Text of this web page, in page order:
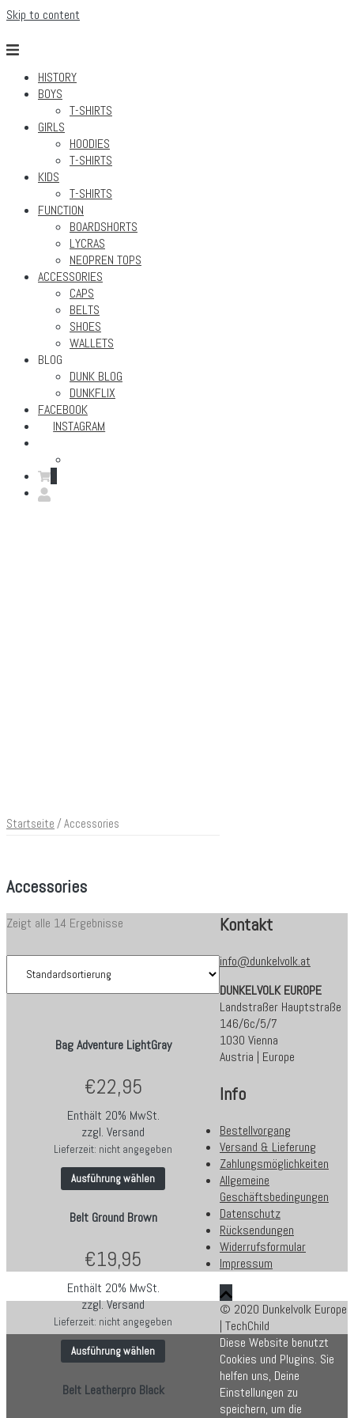
Skip to content
HISTORY
BOYS
T-SHIRTS
GIRLS
HOODIES
T-SHIRTS
KIDS
T-SHIRTS
FUNCTION
BOARDSHORTS
LYCRAS
NEOPREN TOPS
ACCESSORIES
CAPS
BELTS
SHOES
WALLETS
BLOG
DUNK BLOG
DUNKFLIX
FACEBOOK
INSTAGRAM
Startseite / Accessories
Accessories
Zeigt alle 14 Ergebnisse
Bag Adventure LightGray
€22,95
Enthält 20% MwSt.
zzgl. Versand
Lieferzeit: nicht angegeben
Ausführung wählen
Belt Ground Brown
€19,95
Enthält 20% MwSt.
zzgl.Versand
Lieferzeit: nicht angegeben
Ausführung wählen
Belt Leatherpro Black
Kontakt
info@dunkelvolk.at
DUNKELVOLK EUROPE
Landstraßer Hauptstraße
146/6c/5/7
1030 Vienna
Austria | Europe
Info
Bestellvorgang
Versand & Lieferung
Zahlungsmöglichkeiten
Allgemeine
Geschäftsbedingungen
Datenschutz
Rücksendungen
Widerrufsformular
Impressum
© 2020 Dunkelvolk Europe
| TechChild
Diese Website benutzt
Cookies und Plugins. Sie
helfen uns, Deine
Einstellungen zu
speichern, um die